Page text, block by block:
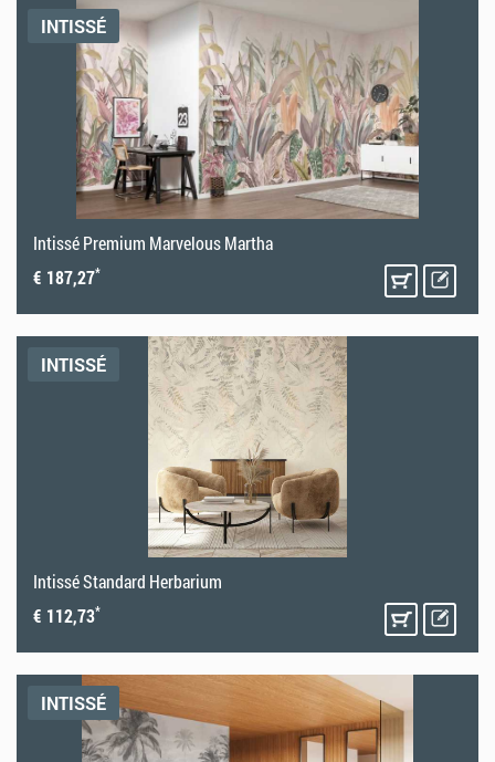
INTISSÉ
Intissé Premium Marvelous Martha
€ 187,27*
INTISSÉ
Intissé Standard Herbarium
€ 112,73*
INTISSÉ